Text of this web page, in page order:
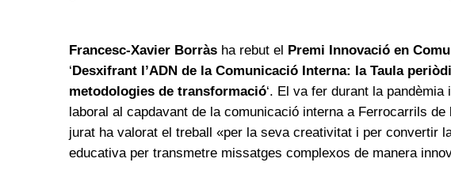
Francesc-Xavier Borràs ha rebut el Premi Innovació en
‘Desxifrant l’ADN de la Comunicació Interna: la Taula
metodologies de transformació‘. El va fer durant la
laboral al capdavant de la comunicació interna a Ferrocarrils
jurat ha valorat el treball «per la seva creativitat i per convertir
educativa per transmetre missatges complexos de manera